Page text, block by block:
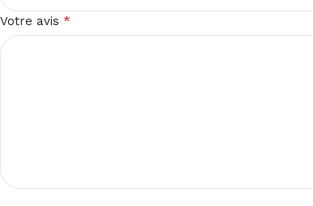
Votre avis *